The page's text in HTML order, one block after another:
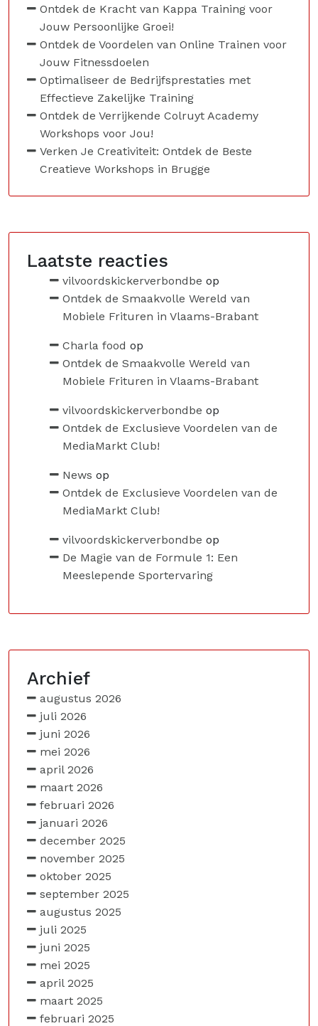
Ontdek de Kracht van Kappa Training voor
Jouw Persoonlijke Groei!
Ontdek de Voordelen van Online Trainen voor
Jouw Fitnessdoelen
Optimaliseer de Bedrijfsprestaties met
Effectieve Zakelijke Training
Ontdek de Verrijkende Colruyt Academy
Workshops voor Jou!
Verken Je Creativiteit: Ontdek de Beste
Creatieve Workshops in Brugge
Laatste reacties
vilvoordskickerverbondbe op
Ontdek de Smaakvolle Wereld van
Mobiele Frituren in Vlaams-Brabant
Charla food op
Ontdek de Smaakvolle Wereld van
Mobiele Frituren in Vlaams-Brabant
vilvoordskickerverbondbe op
Ontdek de Exclusieve Voordelen van de
MediaMarkt Club!
News op
Ontdek de Exclusieve Voordelen van de
MediaMarkt Club!
vilvoordskickerverbondbe op
De Magie van de Formule 1: Een
Meeslepende Sportervaring
Archief
augustus 2026
juli 2026
juni 2026
mei 2026
april 2026
maart 2026
februari 2026
januari 2026
december 2025
november 2025
oktober 2025
september 2025
augustus 2025
juli 2025
juni 2025
mei 2025
april 2025
maart 2025
februari 2025